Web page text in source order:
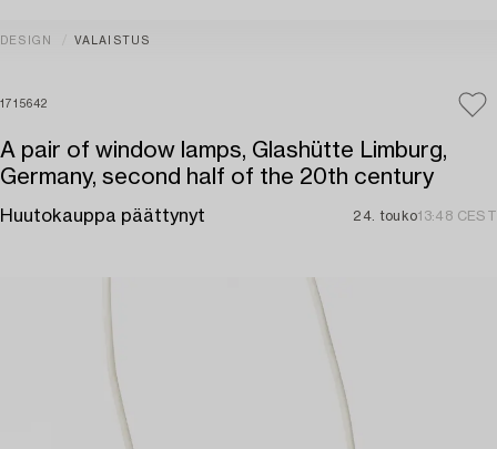
DESIGN VALAISTUS
1715642
A pair of window lamps, Glashütte Limburg,
Germany, second half of the 20th century
Huutokauppa päättynyt 24. touko13:48 CEST